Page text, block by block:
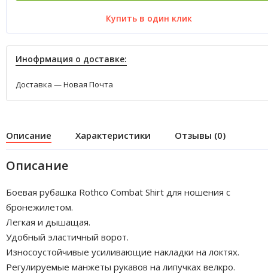
Купить в один клик
Инофрмация о доставке:
Доставка — Новая Почта
Описание Характеристики Отзывы (0)
Описание
Боевая рубашка Rothco Combat Shirt для ношения с
бронежилетом.
Легкая и дышащая.
Удобный эластичный ворот.
Износоустойчивые усиливающие накладки на локтях.
Регулируемые манжеты рукавов на липучках велкро.